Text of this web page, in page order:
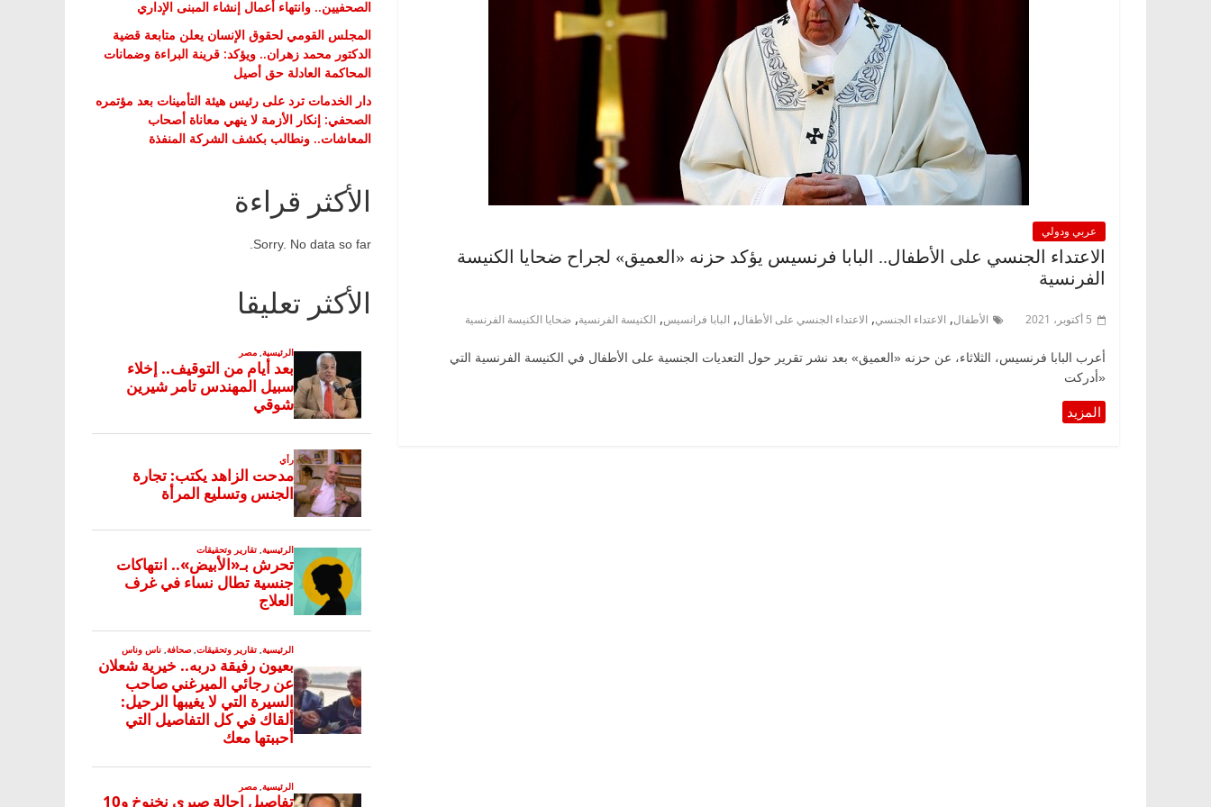
عربي ودولي
الاعتداء الجنسي على الأطفال.. البابا فرنسيس يؤكد حزنه «العميق» لجراح ضحايا الكنيسة
الفرنسية
5 أكتوبر، 2021 الأطفال, الاعتداء الجنسي, الاعتداء الجنسي على الأطفال, البابا فرانسيس, الكنيسة الفرنسية, ضحايا الكنيسة الفرنسية
أعرب البابا فرنسيس، الثلاثاء، عن حزنه «العميق» بعد نشر تقرير حول التعديات الجنسية على الأطفال في الكنيسة الفرنسية التي
«أدركت
الصحفيين.. وانتهاء أعمال إنشاء المبنى الإداري
المجلس القومي لحقوق الإنسان يعلن متابعة قضية
الدكتور محمد زهران.. ويؤكد: قرينة البراءة وضمانات
المحاكمة العادلة حق أصيل
دار الخدمات ترد على رئيس هيئة التأمينات بعد مؤتمره
الصحفي: إنكار الأزمة لا ينهي معاناة أصحاب
المعاشات.. ونطالب بكشف الشركة المنفذة
الأكثر قراءة
Sorry. No data so far.
الأكثر تعليقا